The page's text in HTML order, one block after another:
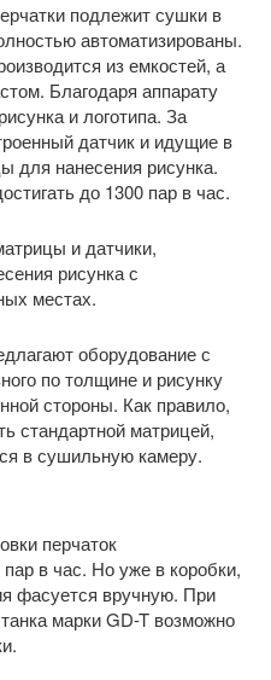
подлежит сушки в
автоматизированы.
из емкостей, а
Благодаря аппарату
и логотипа. За
датчик и идущие в
для нанесения рисунка.
до 1300 пар в час.
и датчики,
рисунка с
местах.
оборудование с
по толщине и рисунку
стороны. Как правило,
стандартной матрицей,
в сушильную камеру.
перчаток
в час. Но уже в коробки,
фасуется вручную. При
марки GD-T возможно